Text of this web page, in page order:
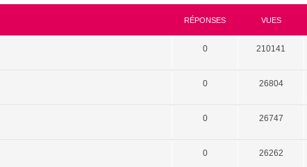
RÉPONSES VUES
0 210141
0 26804
0 26747
0 26262